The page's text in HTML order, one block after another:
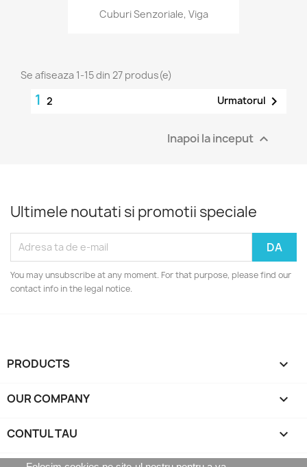
Cuburi Senzoriale, Viga
Se afiseaza 1-15 din 27 produs(e)
1 2 Urmatorul 
Inapoi la inceput 
Ultimele noutati si promotii speciale
You may unsubscribe at any moment. For that purpose, please find our
contact info in the legal notice.
PRODUCTS 
OUR COMPANY 
CONTUL TAU 